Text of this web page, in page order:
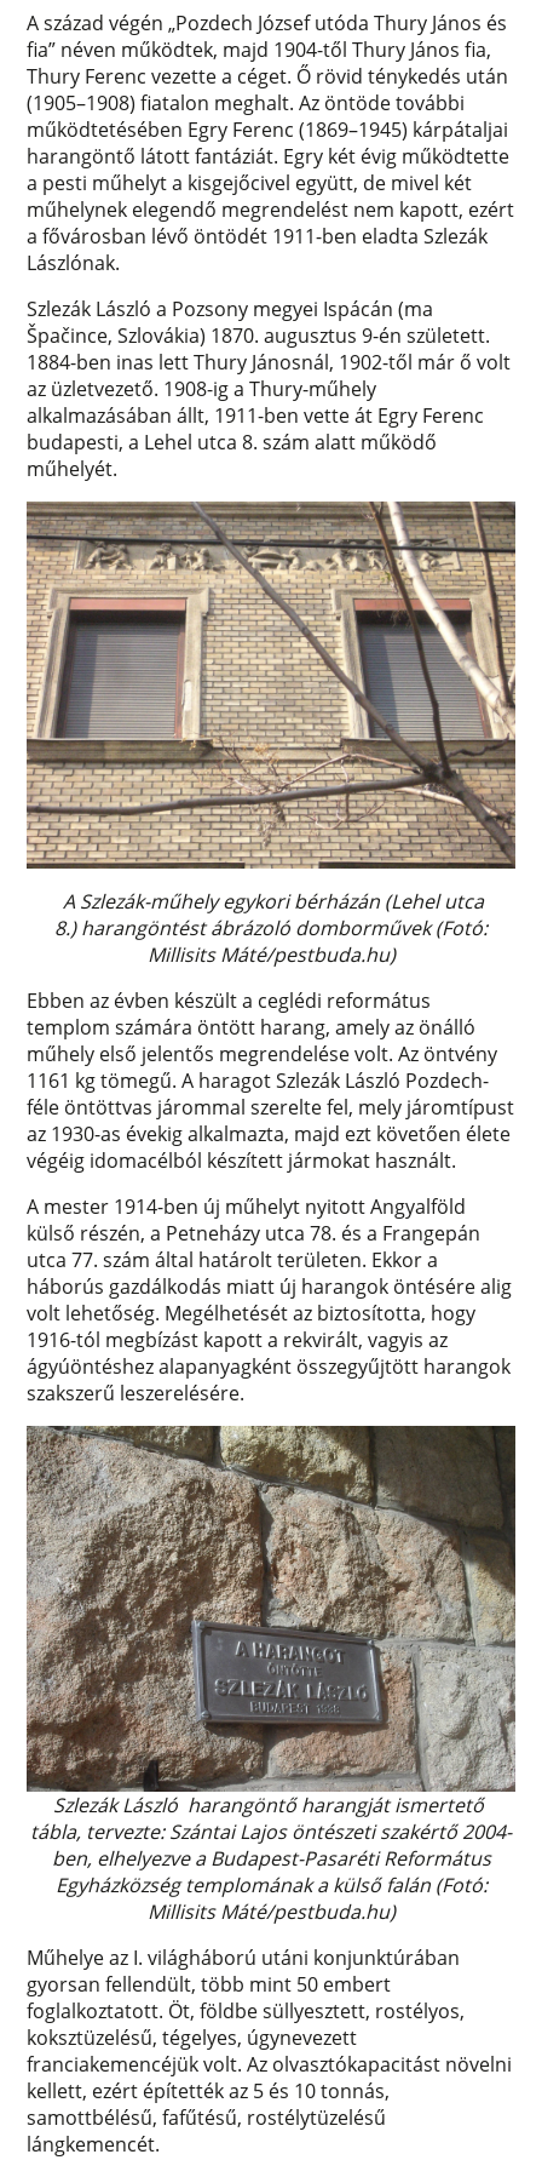
A század végén „Pozdech József utóda Thury János és
fia” néven működtek, majd 1904-től Thury János fia,
Thury Ferenc vezette a céget. Ő rövid ténykedés után
(1905–1908) fiatalon meghalt. Az öntöde további
működtetésében Egry Ferenc (1869–1945) kárpátaljai
harangöntő látott fantáziát. Egry két évig működtette
a pesti műhelyt a kisgejőcivel együtt, de mivel két
műhelynek elegendő megrendelést nem kapott, ezért
a fővárosban lévő öntödét 1911-ben eladta Szlezák
Lászlónak.
Szlezák László a Pozsony megyei Ispácán (ma
Špačince, Szlovákia) 1870. augusztus 9-én született.
1884-ben inas lett Thury Jánosnál, 1902-től már ő volt
az üzletvezető. 1908-ig a Thury-műhely
alkalmazásában állt, 1911-ben vette át Egry Ferenc
budapesti, a Lehel utca 8. szám alatt működő
műhelyét.
A Szlezák-műhely egykori bérházán (Lehel utca
8.) harangöntést ábrázoló domborművek (Fotó:
Millisits Máté/pestbuda.hu)
Ebben az évben készült a ceglédi református
templom számára öntött harang, amely az önálló
műhely első jelentős megrendelése volt. Az öntvény
1161 kg tömegű. A haragot Szlezák László Pozdech-
féle öntöttvas járommal szerelte fel, mely járomtípust
az 1930-as évekig alkalmazta, majd ezt követően élete
végéig idomacélból készített jármokat használt.
A mester 1914-ben új műhelyt nyitott Angyalföld
külső részén, a Petneházy utca 78. és a Frangepán
utca 77. szám által határolt területen. Ekkor a
háborús gazdálkodás miatt új harangok öntésére alig
volt lehetőség. Megélhetését az biztosította, hogy
1916-tól megbízást kapott a rekvirált, vagyis az
ágyúöntéshez alapanyagként összegyűjtött harangok
szakszerű leszerelésére.
Szlezák László harangöntő harangját ismertető
tábla, tervezte: Szántai Lajos öntészeti szakértő 2004-
ben, elhelyezve a Budapest-Pasaréti Református
Egyházközség templomának a külső falán (Fotó:
Millisits Máté/pestbuda.hu)
Műhelye az I. világháború utáni konjunktúrában
gyorsan fellendült, több mint 50 embert
foglalkoztatott. Öt, földbe süllyesztett, rostélyos,
koksztüzelésű, tégelyes, úgynevezett
franciakemencéjük volt. Az olvasztókapacitást növelni
kellett, ezért építették az 5 és 10 tonnás,
samottbélésű, fafűtésű, rostélytüzelésű
lángkemencét.